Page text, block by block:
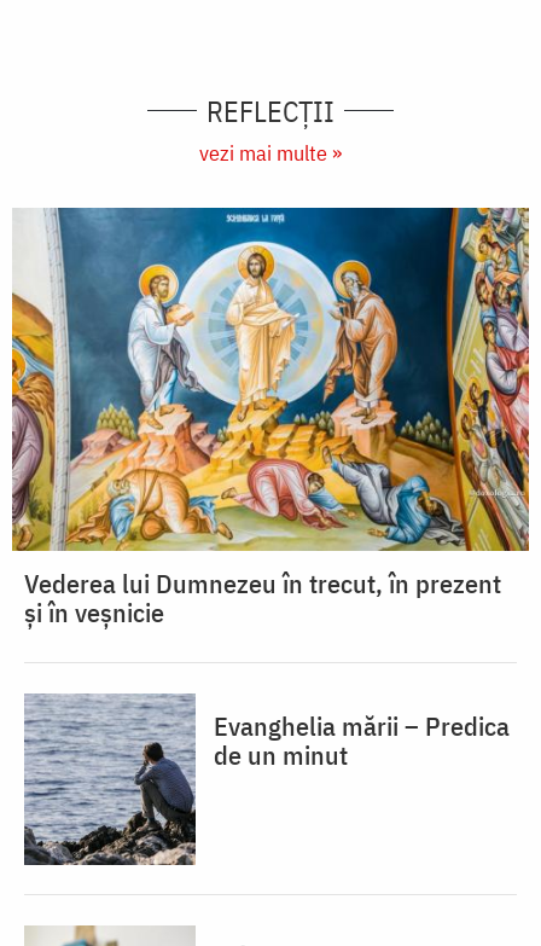
REFLECȚII
vezi mai multe »
Vederea lui Dumnezeu în trecut, în prezent
și în veșnicie
Evanghelia mării – Predica
de un minut